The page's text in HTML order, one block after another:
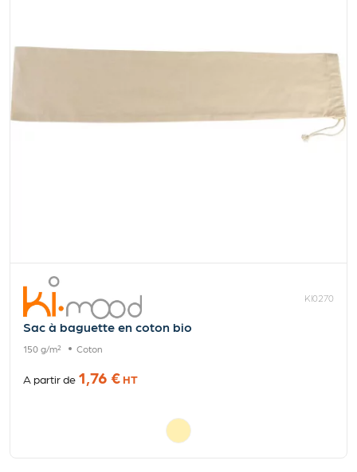
KI0270
Sac à baguette en coton bio
150 g/m² Coton
A partir de 1,76 €HT